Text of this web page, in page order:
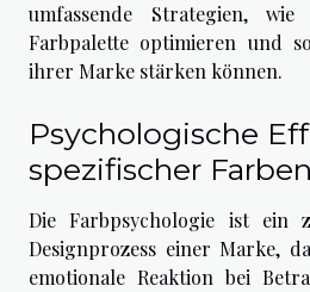
umfassende Strategien,
Farbpalette optimieren und
ihrer Marke stärken können.
Psychologische
spezifischer Farben
Die Farbpsychologie ist ein
Designprozess einer Marke,
emotionale Reaktion bei